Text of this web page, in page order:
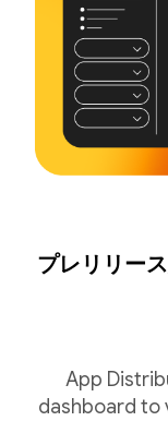
プレリリー
App
dashboard to